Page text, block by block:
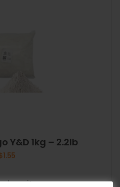
Y&D 1kg – 2.2lb
1.55
al carrito